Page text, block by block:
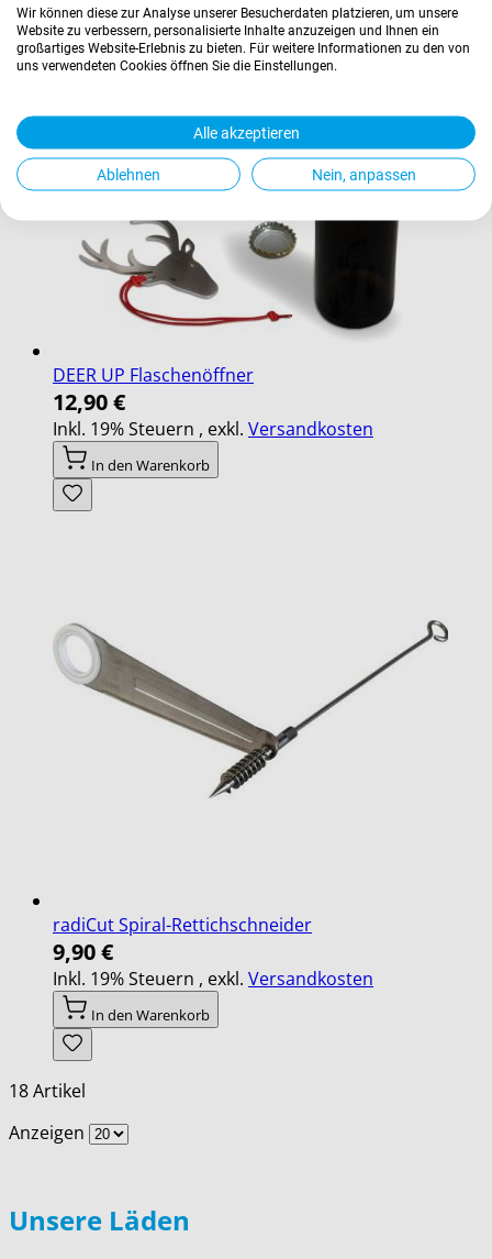
DEER UP Flaschenöffner
12,90 €
Inkl. 19% Steuern , exkl. Versandkosten
In den Warenkorb
radiCut Spiral-Rettichschneider
9,90 €
Inkl. 19% Steuern , exkl. Versandkosten
In den Warenkorb
18Artikel
Anzeigen
Unsere Läden
Wir können diese zur Analyse unserer Besucherdaten platzieren, um unsere
Website zu verbessern, personalisierte Inhalte anzuzeigen und Ihnen ein
großartiges Website-Erlebnis zu bieten. Für weitere Informationen zu den von
uns verwendeten Cookies öffnen Sie die Einstellungen.
Alle akzeptieren
Ablehnen Nein, anpassen